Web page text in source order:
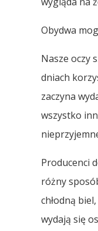
Obydwa
Nasze oczy
dniach
zaczyna
wszystko
Producenci
różny
chłodną
wydają się